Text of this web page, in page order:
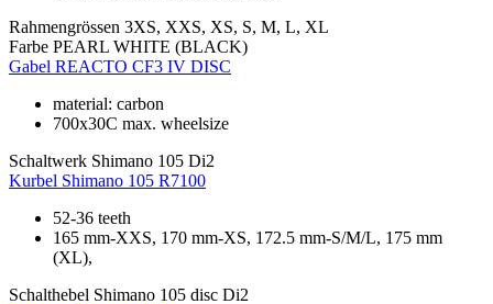
Rahmengrössen 3XS, XXS, XS, S, M, L, XL
Farbe PEARL WHITE (BLACK)
Gabel REACTO CF3 IV DISC
material: carbon
700x30C max. wheelsize
Schaltwerk Shimano 105 Di2
Kurbel Shimano 105 R7100
52-36 teeth
165 mm-XXS, 170 mm-XS, 172.5 mm-S/M/L, 175 mm
(XL),
Schalthebel Shimano 105 disc Di2